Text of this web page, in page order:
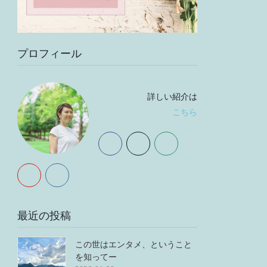
プロフィール
詳しい紹介は
こちら
最近の投稿
この世はエンタメ、ということ
を知ってー